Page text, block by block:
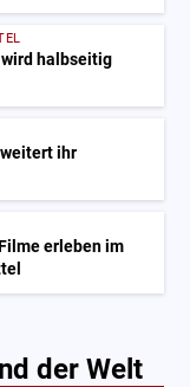
halbseitig
ihr
erleben im
der Welt